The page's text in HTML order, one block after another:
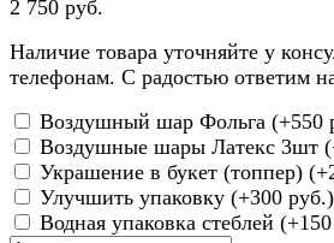
2 750 руб.
Наличие товара уточняйте у
телефонам. С радостью ответим
Воздушный шар Фольга (+550
Воздушные шары Латекс 3шт
Украшение в букет (топпер) (+
Улучшить упаковку (+300 руб.)
Водная упаковка стеблей (+